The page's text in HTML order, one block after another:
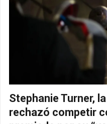
Stephanie Turner,
rechazó competir